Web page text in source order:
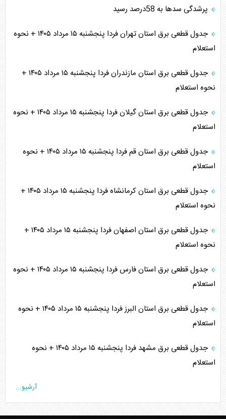
پرشدگی سدها به 58درصد رسید
جدول قطعی برق استان تهران فردا پنجشنبه ۱۵ مرداد ۱۴۰۵ + نحوه
استعلام
جدول قطعی برق استان مازندران فردا پنجشنبه ۱۵ مرداد ۱۴۰۵ +
نحوه استعلام
جدول قطعی برق استان گیلان فردا پنجشنبه ۱۵ مرداد ۱۴۰۵ + نحوه
استعلام
جدول قطعی برق استان قم فردا پنجشنبه ۱۵ مرداد ۱۴۰۵ + نحوه
استعلام
جدول قطعی برق استان کرمانشاه فردا پنجشنبه ۱۵ مرداد ۱۴۰۵ +
نحوه استعلام
جدول قطعی برق استان اصفهان فردا پنجشنبه ۱۵ مرداد ۱۴۰۵ +
نحوه استعلام
جدول قطعی برق استان فارس فردا پنجشنبه ۱۵ مرداد ۱۴۰۵ + نحوه
استعلام
جدول قطعی برق استان البرز فردا پنجشنبه ۱۵ مرداد ۱۴۰۵ + نحوه
استعلام
جدول قطعی برق مشهد فردا پنجشنبه ۱۵ مرداد ۱۴۰۵ + نحوه
استعلام
آرشیو...